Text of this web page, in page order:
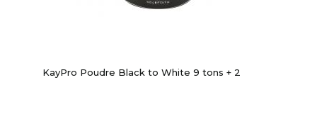
KayPro Poudre Black to White 9 tons + 2